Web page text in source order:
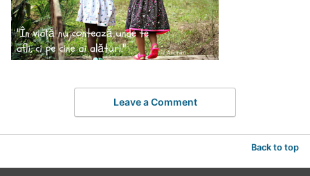
Leave a Comment
Back to top